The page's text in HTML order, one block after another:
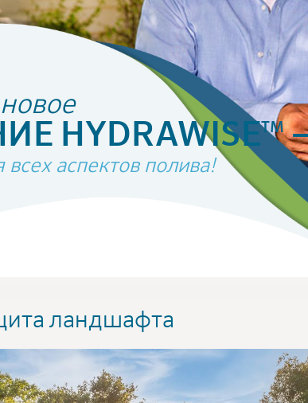
HYDRAWISETM
аспектов полива!
ландшафта